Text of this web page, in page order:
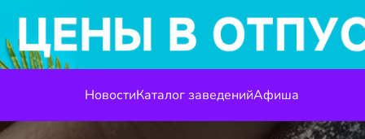
НовостиКаталог заведенийАфиша